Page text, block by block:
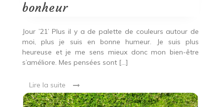
bonheur
Jour ’21’ Plus il y a de palette de couleurs autour de
moi, plus je suis en bonne humeur. Je suis plus
heureuse et je me sens mieux donc mon bien-être
s’améliore. Mes pensées sont […]
Lire la suite